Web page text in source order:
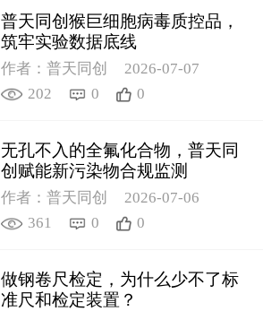
普天同创猴巨细胞病毒质控品，
筑牢实验数据底线
作者：普天同创
2026-07-07
202
0 0
无孔不入的全氟化合物，普天同
创赋能新污染物合规监测
作者：普天同创
2026-07-06
361
0 0
做钢卷尺检定，为什么少不了标
准尺和检定装置？